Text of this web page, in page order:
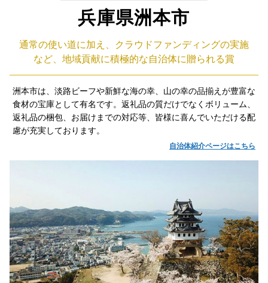
兵庫県洲本市
通常の使い道に加え、クラウドファンディングの実施
など、地域貢献に積極的な自治体に贈られる賞
洲本市は、淡路ビーフや新鮮な海の幸、山の幸の品揃えが豊富な
食材の宝庫として有名です。返礼品の質だけでなくボリューム、
返礼品の梱包、お届けまでの対応等、皆様に喜んでいただける配
慮が充実しております。
自治体紹介ページはこちら